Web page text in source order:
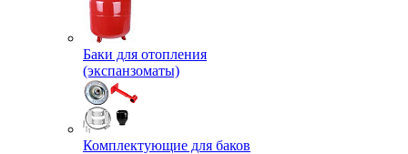
Баки для отопления
(экспанзоматы)
Комплектующие для баков